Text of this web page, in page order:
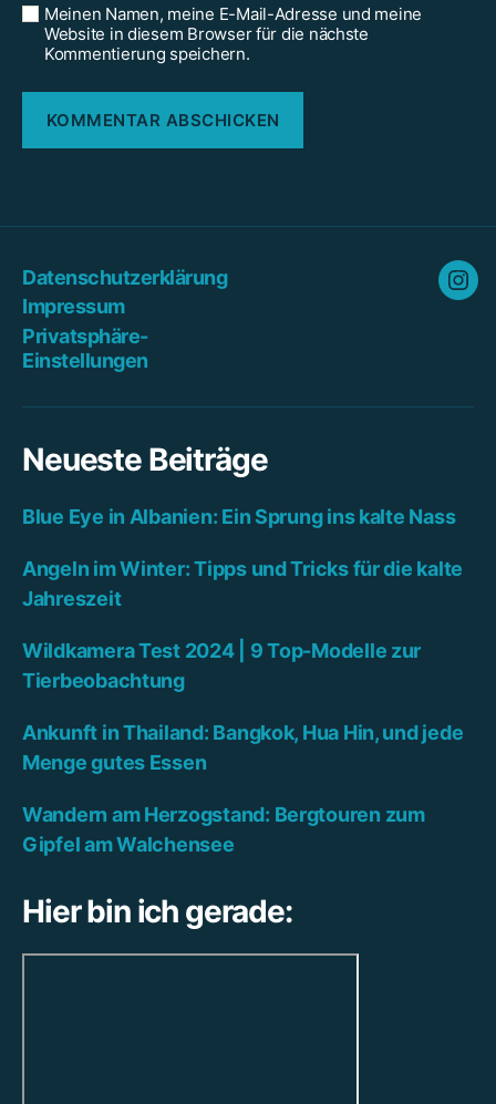
Meinen Namen, meine E-Mail-Adresse und meine
Website in diesem Browser für die nächste
Kommentierung speichern.
Datenschutzerklärung
Impressum
Privatsphäre-
Einstellungen
Neueste Beiträge
Blue Eye in Albanien: Ein Sprung ins kalte Nass
Angeln im Winter: Tipps und Tricks für die kalte
Jahreszeit
Wildkamera Test 2024 | 9 Top-Modelle zur
Tierbeobachtung
Ankunft in Thailand: Bangkok, Hua Hin, und jede
Menge gutes Essen
Wandern am Herzogstand: Bergtouren zum
Gipfel am Walchensee
Hier bin ich gerade: